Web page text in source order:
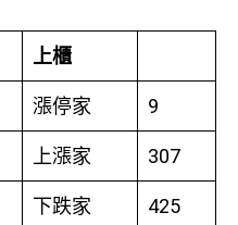
上櫃
漲停家 9
上漲家 307
下跌家 425